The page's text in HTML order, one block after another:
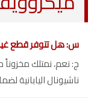
س: هل تتوفر قطع
ج: نعم، نمتلك مخزوناً
ناشيونال اليابانية